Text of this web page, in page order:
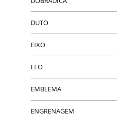
DUTO
EIXO
ELO
EMBLEMA
ENGRENAGEM